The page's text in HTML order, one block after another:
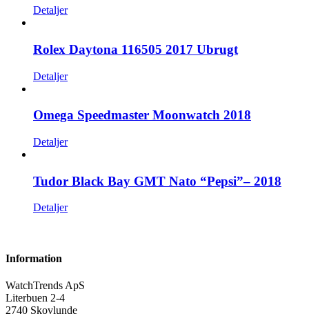
Detaljer
Rolex Daytona 116505 2017 Ubrugt
Detaljer
Omega Speedmaster Moonwatch 2018
Detaljer
Tudor Black Bay GMT Nato “Pepsi”– 2018
Detaljer
Information
WatchTrends ApS
Literbuen 2-4
2740 Skovlunde